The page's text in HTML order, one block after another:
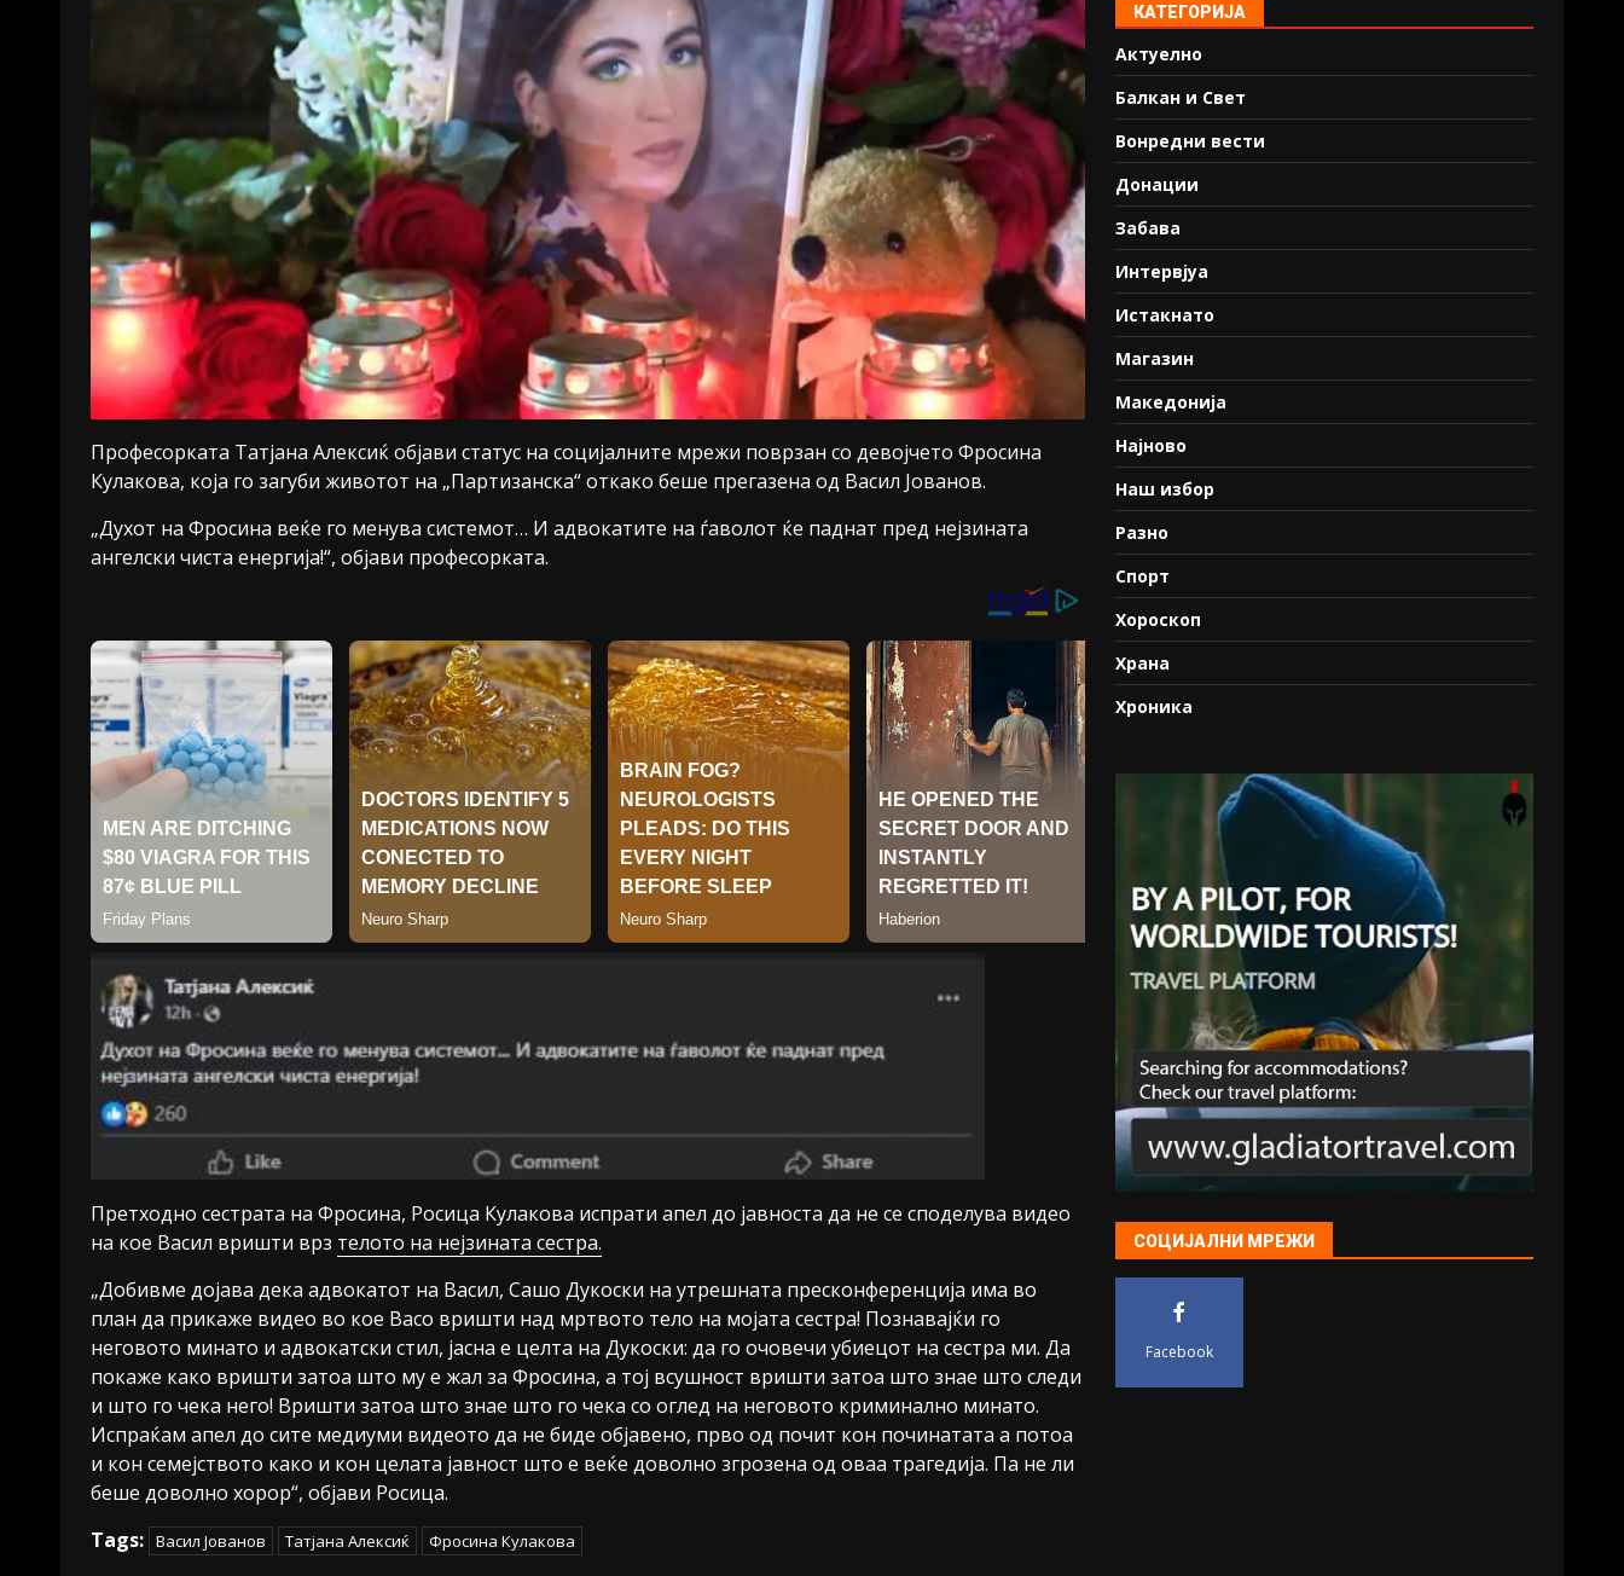
Професорката Татјана Алексиќ објави статус на социјалните мрежи поврзан со девојчето Фросина
Кулакова, која го загуби животот на „Партизанска“ откако беше прегазена од Васил Јованов.
„Духот на Фросина веќе го менува системот… И адвокатите на ѓаволот ќе паднат пред нејзината
ангелски чиста енергија!“, објави професорката.
Претходно сестрата на Фросина, Росица Кулакова испрати апел до јавноста да не се споделува видео
на кое Васил вришти врз телото на нејзината сестра.
„Добивме дојава дека адвокатот на Васил, Сашо Дукоски на утрешната пресконференција има во
план да прикаже видео во кое Васо вришти над мртвото тело на мојата сестра! Познавајќи го
неговото минато и адвокатски стил, јасна е целта на Дукоски: да го очовечи убиецот на сестра ми. Да
покаже како вришти затоа што му е жал за Фросина, а тој всушност вришти затоа што знае што следи
и што го чека него! Вришти затоа што знае што го чека со оглед на неговото криминално минато.
Испраќам апел до сите медиуми видеото да не биде објавено, прво од почит кон починатата а потоа
и кон семејството како и кон целата јавност што е веќе доволно згрозена од оваа трагедија. Па не ли
беше доволно хорор“, објави Росица.
Tags: Васил Јованов Татјана Алексиќ Фросина Кулакова
КАТЕГОРИЈА
Актуелно
Балкан и Свет
Вонредни вести
Донации
Забава
Интервјуа
Истакнато
Магазин
Македонија
Најново
Наш избор
Разно
Спорт
Хороскоп
Храна
Хроника
СОЦИЈАЛНИ МРЕЖИ
Facebook